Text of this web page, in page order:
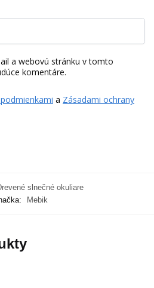
a webovú stránku v tomto
komentáre.
a Zásadami ochrany
slnečné okuliare
Mebik